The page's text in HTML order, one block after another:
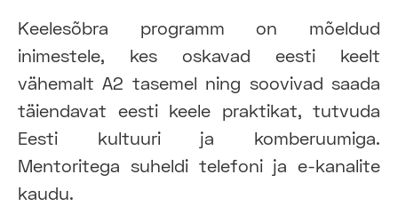
Keelesõbra programm on mõeldud
inimestele, kes oskavad eesti keelt
vähemalt A2 tasemel ning soovivad saada
täiendavat eesti keele praktikat, tutvuda
Eesti kultuuri ja komberuumiga.
Mentoritega suheldi telefoni ja e-kanalite
kaudu.